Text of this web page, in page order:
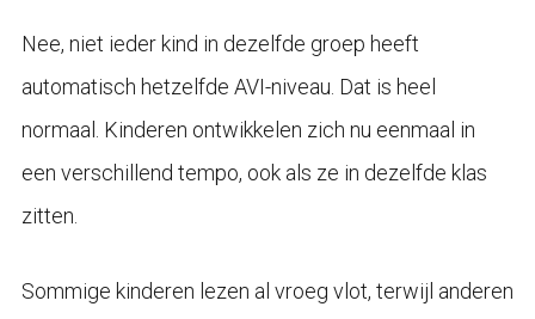
Nee, niet ieder kind in dezelfde groep heeft
automatisch hetzelfde AVI-niveau. Dat is heel
normaal. Kinderen ontwikkelen zich nu eenmaal in
een verschillend tempo, ook als ze in dezelfde klas
zitten.
Sommige kinderen lezen al vroeg vlot, terwijl anderen